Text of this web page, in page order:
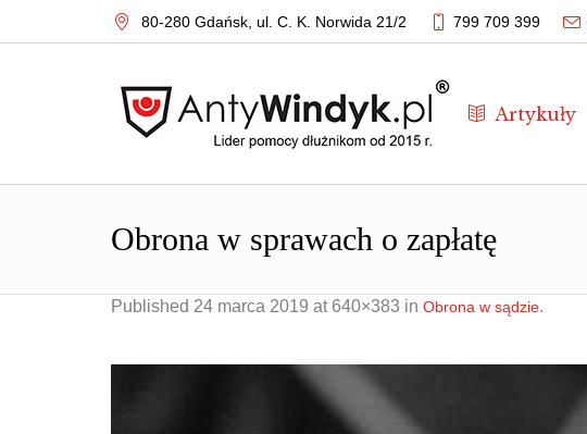
80-280 Gdańsk, ul. C. K. Norwida 21/2 799 709 399
Artykuły
Obrona w sprawach o zapłatę
Published 24 marca 2019 at 640×383 in Obrona w sądzie.